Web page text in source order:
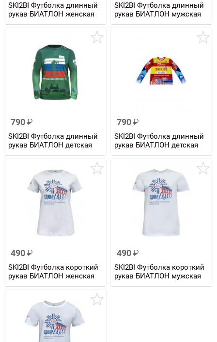
SKI2BI Футболка длинный
рукав БИАТЛОН женская
SKI2BI Футболка длинный
рукав БИАТЛОН мужская
790₽
SKI2BI Футболка длинный
рукав БИАТЛОН детская
790₽
SKI2BI Футболка длинный
рукав БИАТЛОН детская
490₽
SKI2BI Футболка короткий
рукав БИАТЛОН женская
490₽
SKI2BI Футболка короткий
рукав БИАТЛОН мужская